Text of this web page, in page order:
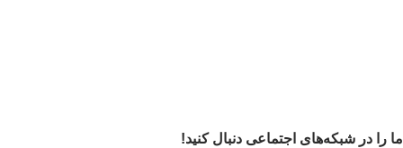
ما را در شبکه‌های اجتماعی دنبال کنید!